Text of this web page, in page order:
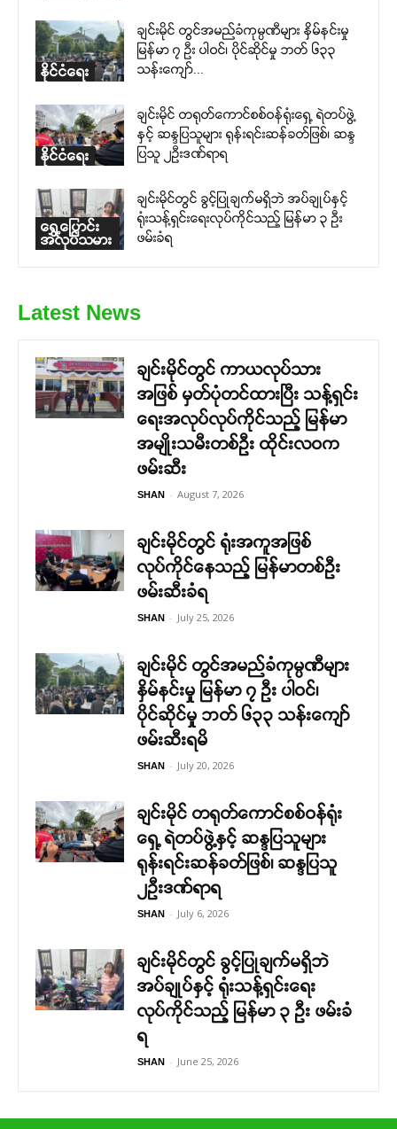
နိုင်ငံရေး
ချင်းမိုင် တွင်အမည်ခံကုမ္ပဏီများ နှိမ်နင်းမှု
မြန်မာ ၇ ဦး ပါဝင်၊ ပိုင်ဆိုင်မှု ဘတ် ၆၃၃
သန်းကျော်...
နိုင်ငံရေး
ချင်းမိုင် တရုတ်ကောင်စစ်ဝန်ရုံးရှေ့ ရဲတပ်ဖွဲ့
နှင့် ဆန္ဒပြသူများ ရုန်းရင်းဆန်ခတ်ဖြစ်၊ ဆန္ဒ
ပြသူ ၂ဉီးဒဏ်ရာရ
ရွှေ့ပြောင်း
အလုပ်သမား
ချင်းမိုင်တွင် ခွင့်ပြုချက်မရှိဘဲ အပ်ချုပ်နှင့်
ရုံးသန့်ရှင်းရေးလုပ်ကိုင်သည့် မြန်မာ ၃ ဦး
ဖမ်းခံရ
Latest News
ချင်းမိုင်တွင် ကာယလုပ်သား
အဖြစ် မှတ်ပုံတင်ထားပြီး သန့်ရှင်း
ရေးအလုပ်လုပ်ကိုင်သည့် မြန်မာ
အမျိုးသမီးတစ်ဦး ထိုင်းလဝက
ဖမ်းဆီး
SHAN - August 7, 2026
ချင်းမိုင်တွင် ရုံးအကူအဖြစ်
လုပ်ကိုင်နေသည့် မြန်မာတစ်ဦး
ဖမ်းဆီးခံရ
SHAN - July 25, 2026
ချင်းမိုင် တွင်အမည်ခံကုမ္ပဏီများ
နှိမ်နင်းမှု မြန်မာ ၇ ဦး ပါဝင်၊
ပိုင်ဆိုင်မှု ဘတ် ၆၃၃ သန်းကျော်
ဖမ်းဆီးရမိ
SHAN - July 20, 2026
ချင်းမိုင် တရုတ်ကောင်စစ်ဝန်ရုံး
ရှေ့ ရဲတပ်ဖွဲ့နှင့် ဆန္ဒပြသူများ
ရုန်းရင်းဆန်ခတ်ဖြစ်၊ ဆန္ဒပြသူ
၂ဉီးဒဏ်ရာရ
SHAN - July 6, 2026
ချင်းမိုင်တွင် ခွင့်ပြုချက်မရှိဘဲ
အပ်ချုပ်နှင့် ရုံးသန့်ရှင်းရေး
လုပ်ကိုင်သည့် မြန်မာ ၃ ဦး ဖမ်းခံ
ရ
SHAN - June 25, 2026